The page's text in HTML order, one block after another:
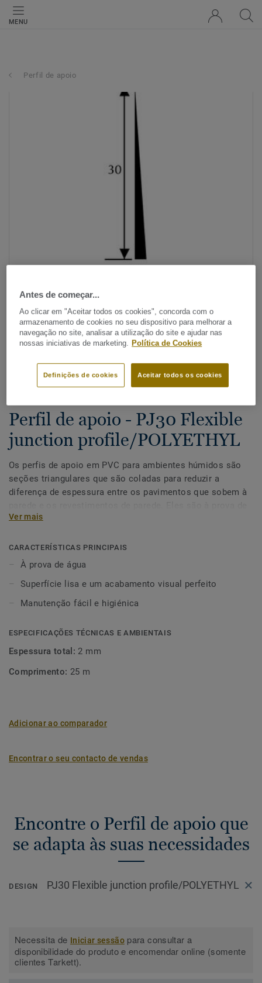
MENU
Perfil de apoio
Ver todos os designs (7)
Perfil de apoio - PJ30 Flexible
junction profile/POLYETHYL
Os perfis de apoio em PVC para ambientes húmidos são
seções triangulares que são coladas para reduzir a
diferença de espessura entre os pavimentos que sobem à
água perfeitos para estar entre o pavimento e o
compatíveis com pavimentos para ambientes húmidos e
revestimentos de parede.
Ver mais
CARACTERÍSTICAS PRINCIPAIS
À prova de água
Superfície lisa e um acabamento visual perfeito
Manutenção fácil e higiénica
ESPECIFICAÇÕES TÉCNICAS E AMBIENTAIS
Espessura total: 2 mm
Comprimento: 25 m
Adicionar ao comparador
Encontrar o seu contacto de vendas
Encontre o Perfil de apoio que
se adapta às suas necessidades
DESIGN PJ30 Flexible junction profile/POLYETHYL
Necessita de Iniciar sessãopara consultar a
disponibilidade do produto e encomendar online (somente
clientes Tarkett).
Antes de começar...
Ao clicar em "Aceitar todos os cookies", concorda com o
armazenamento de cookies no seu dispositivo para melhorar a
navegação no site, analisar a utilização do site e ajudar nas
nossas iniciativas de marketing.
Política de Cookies
Aceitar todos os cookies
Definições de cookies